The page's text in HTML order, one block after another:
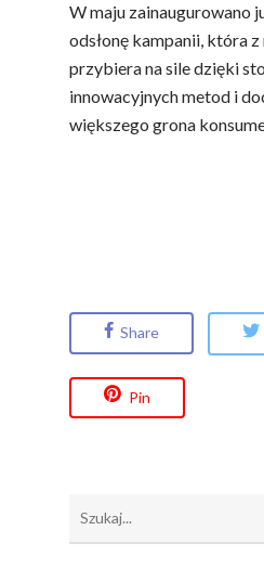
W maju zainaugurowano
odsłonę kampanii, która
przybiera na sile dzięki
innowacyjnych metod i
większego grona
Share
Pin